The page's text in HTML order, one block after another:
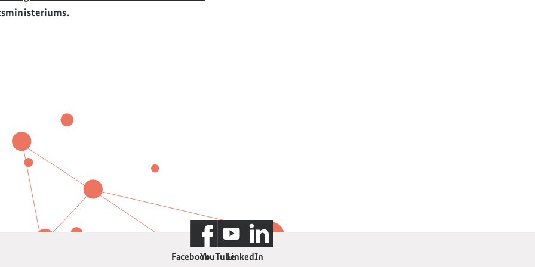
FacebookYouTubeLinkedIn